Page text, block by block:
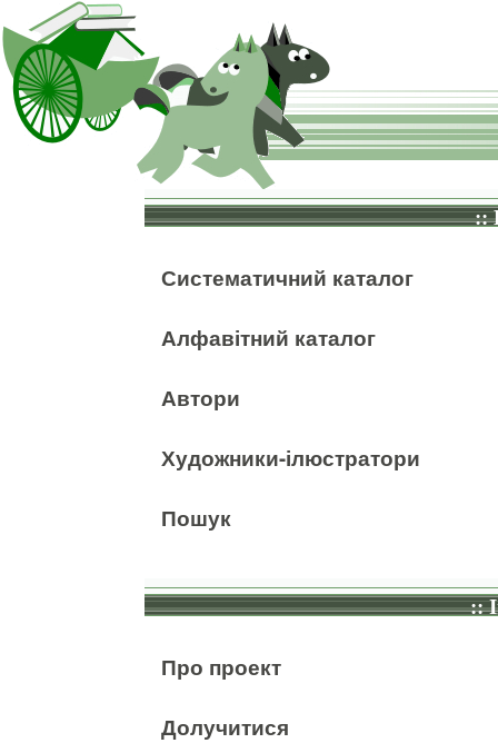
::
Систематичний каталог
Алфавітний каталог
Автори
Художники-ілюстратори
Пошук
::
Про проект
Долучитися